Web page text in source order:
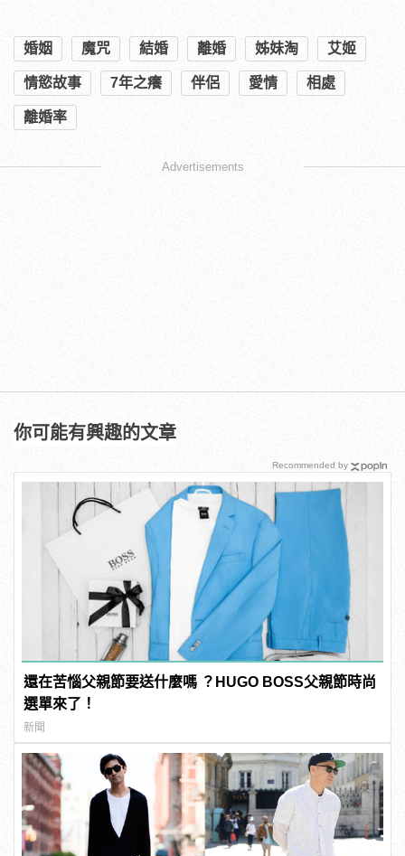
婚姻 魔咒 結婚 離婚 姊妹淘 艾姬
情慾故事 7年之癢 伴侶 愛情 相處
離婚率
Advertisements
你可能有興趣的文章
還在苦惱父親節要送什麼嗎 ？HUGO BOSS父親節時尚
選單來了！
新聞
Recommended by